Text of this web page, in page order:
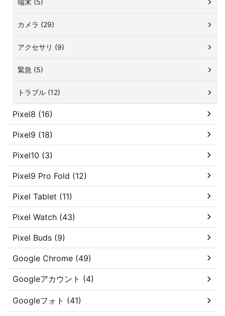
カメラ (29)
アクセサリ (9)
緊急 (5)
トラブル (12)
Pixel8 (16)
Pixel9 (18)
Pixel10 (3)
Pixel9 Pro Fold (12)
Pixel Tablet (11)
Pixel Watch (43)
Pixel Buds (9)
Google Chrome (49)
Googleアカウント (4)
Googleフォト (41)